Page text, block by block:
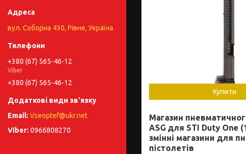
Купити
Магазин
ASG для STI Duty One
змінні магазини для
пістолетів
вул. Соборна 430, Рівне, Україна
+380 (67) 565-46-12
Viber
+380 (67) 565-46-12
Vseoptef@ukr.net
0966808270